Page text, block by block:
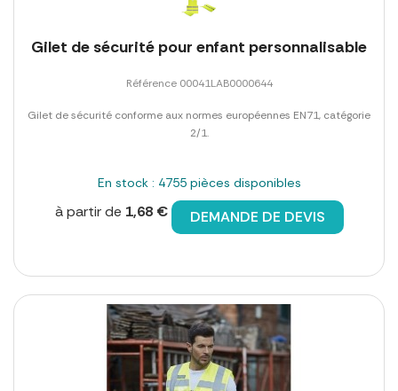
Gilet de sécurité pour enfant personnalisable
Référence 00041LAB0000644
Gilet de sécurité conforme aux normes européennes EN71, catégorie
2/1.
En stock : 4755 pièces disponibles
à partir de 1,68 € DEMANDE DE DEVIS